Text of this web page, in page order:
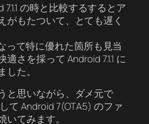
の時と比較するするとア
がもたついて、とても遅く
って特に優れた箇所も見当
適さを採って Android 7.1.1 に
した。
と思いながら、ダメ元で
て Android 7(OTA5) のファ
いてみます。